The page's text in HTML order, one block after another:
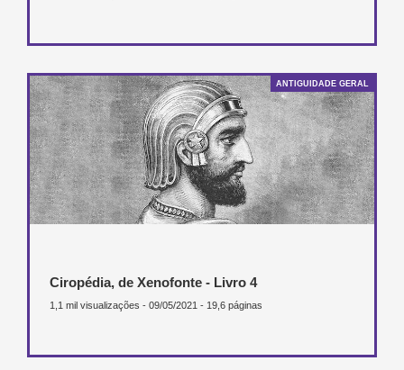
ANTIGUIDADE GERAL
Ciropédia, de Xenofonte - Livro 4
1,1 mil visualizações - 09/05/2021 - 19,6 páginas